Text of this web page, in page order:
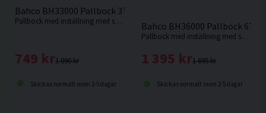
Bahco BH33000 Pallbock 3T 2-pack
Pallbock med inställning med spärrfunktion som klarar upp till 3 ton.
1 090 kr
749 kr
Skickas normalt inom 2-5 dagar
Bahco BH36000 Pallbock 6T
Pallbock med inställning med spärrfunktion som klarar upp till 6 ton.
1 695 kr
1 395 kr
Skickas normalt inom 2-5 dagar